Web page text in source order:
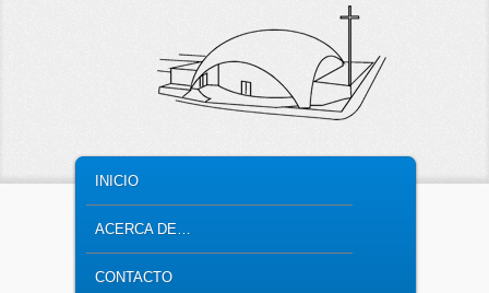
SKIP TO PRIMARY CONTENT
SKIP TO SECONDARY CONTENT
INICIO
ACERCA DE…
CONTACTO